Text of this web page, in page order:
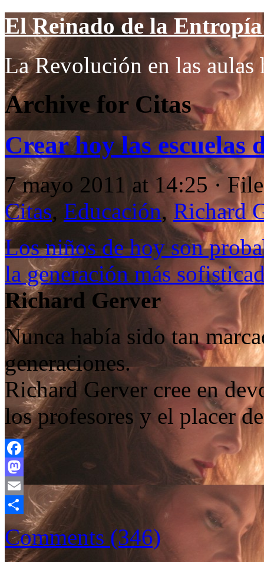
El Reinado de la
La Revolución en las aulas
Archive for Citas
Crear hoy las escuelas
7 mayo 2011 at 14:25 ·
Citas, Educación, Richard
Los niños de hoy son
la generación más
Richard Gerver
Nunca había sido tan
generaciones.
Richard Gerver cree en
los profesores y el placer
Facebook
Mastodon
Email
Compartir
Comments (346)